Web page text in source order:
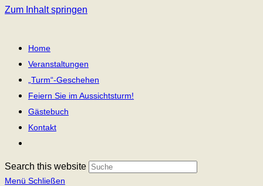
Zum Inhalt springen
Home
Veranstaltungen
„Turm“-Geschehen
Feiern Sie im Aussichtsturm!
Gästebuch
Kontakt
Search this website
Menü Schließen